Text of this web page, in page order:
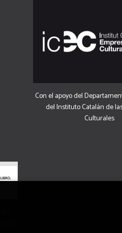
Con el apoyo del
del Instituto Catalán de
Culturales